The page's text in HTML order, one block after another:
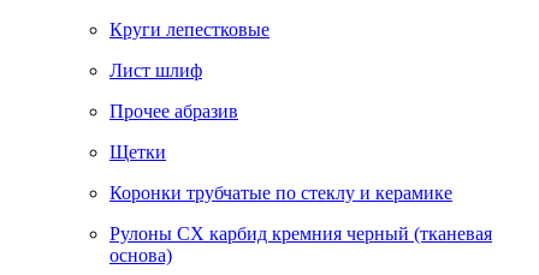
Круги лепестковые
Лист шлиф
Прочее абразив
Щетки
Коронки трубчатые по стеклу и керамике
Рулоны CX карбид кремния черный (тканевая
основа)